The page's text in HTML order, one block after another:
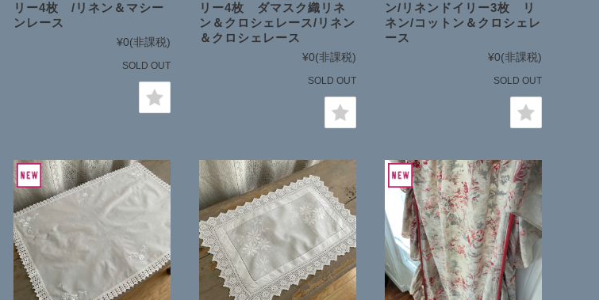
リー4枚 /リネン＆マシー
ンレース
¥0(非課税)
SOLD OUT
リー4枚 ダマスク織リネ
ン＆クロシェレース/リネン
＆クロシェレース
¥0(非課税)
SOLD OUT
ン/リネンドイリー3枚 リ
ネン/コットン＆クロシェレ
ース
¥0(非課税)
SOLD OUT